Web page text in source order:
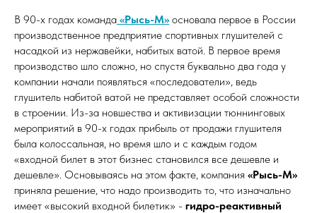
В 90-х годах команда «Рысь-М» основала первое в России
производственное предприятие спортивных глушителей с
насадкой из нержавейки, набитых ватой. В первое время
производство шло сложно, но спустя буквально два года у
компании начали появляться «последователи», ведь
глушитель набитой ватой не представляет особой сложности
в строении. Из-за новшества и активизации тюннинговых
мероприятий в 90-х годах прибыль от продажи глушителя
была колоссальная, но время шло и с каждым годом
«входной билет в этот бизнес становился все дешевле и
дешевле». Основываясь на этом факте, компания «Рысь-М»
приняла решение, что надо производить то, что изначально
имеет «высокий входной билетик» - гидро-реактивный